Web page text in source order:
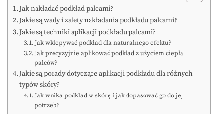
Jak nakładać podkład palcami?
Jakie są wady i zalety nakładania podkładu palcami?
Jakie są techniki aplikacji podkładu palcami?
Jak wklepywać podkład dla naturalnego efektu?
Jak precyzyjnie aplikować podkład z użyciem ciepła
palców?
Jakie są porady dotyczące aplikacji podkładu dla różnych
typów skóry?
Jak wnika podkład w skórę i jak dopasować go do jej
potrzeb?